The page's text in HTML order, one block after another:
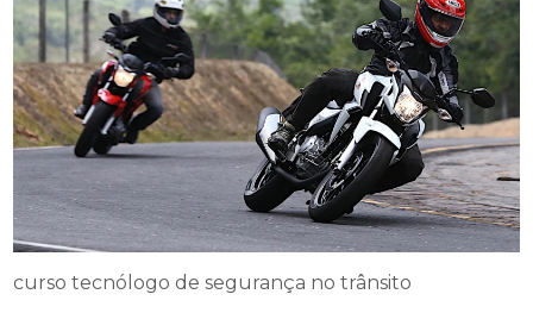
curso tecnólogo de segurança no trânsito